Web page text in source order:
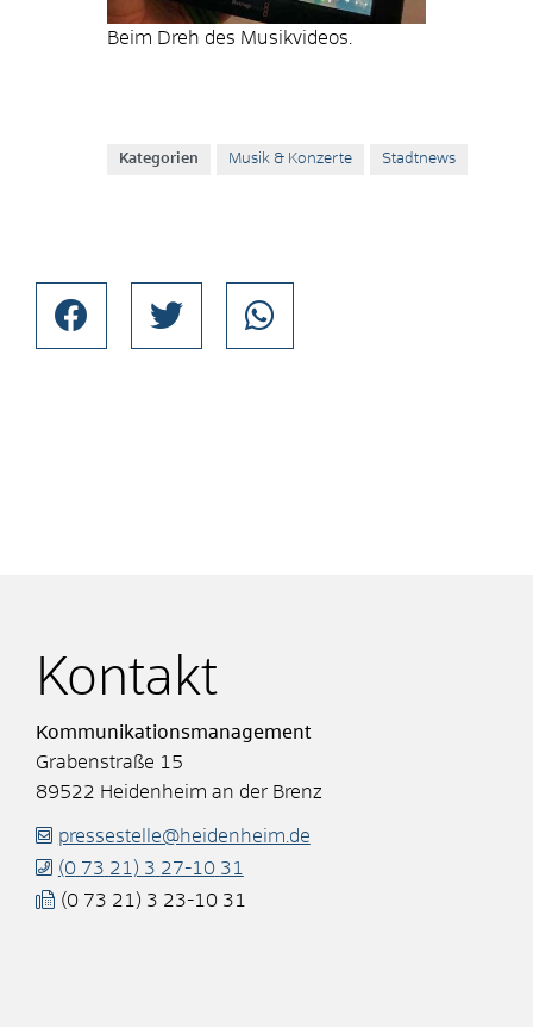
Beim Dreh des Musikvideos.
Kategorien Musik & Konzerte Stadtnews
Kontakt
Kommunikationsmanagement
Grabenstraße 15
89522 Heidenheim an der Brenz
pressestelle@heidenheim.de
(0 73 21) 3 27-10 31
(0 73 21) 3 23-10 31